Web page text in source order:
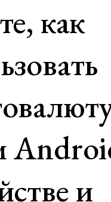
как
и